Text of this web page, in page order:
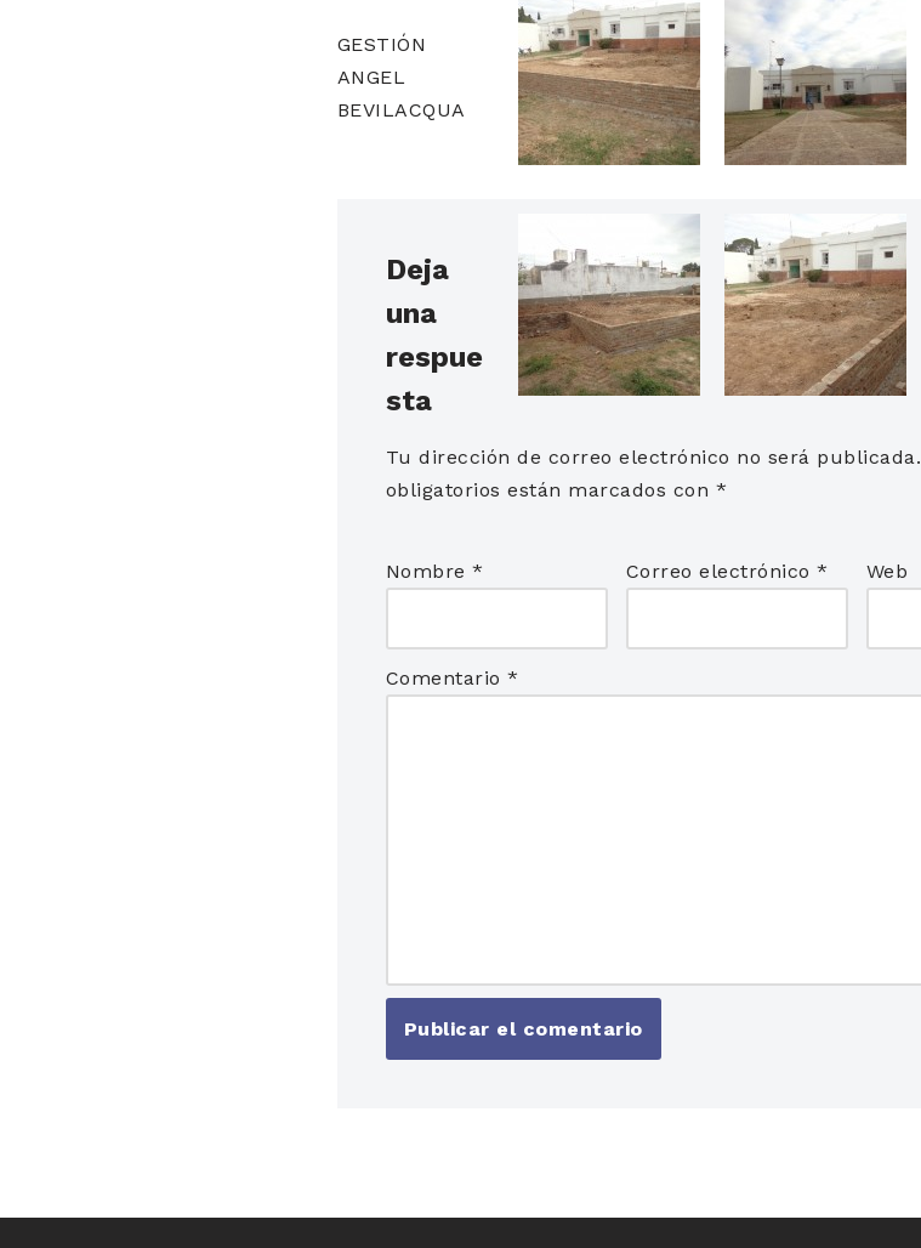
GESTIÓN
ANGEL
BEVILACQUA
Deja
una
respue
sta
Tu dirección de correo electrónico no será publicada.
obligatorios están marcados con *
Nombre * Correo electrónico * Web
Comentario *